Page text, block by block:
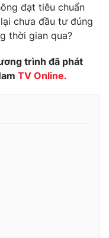
đạt tiêu chuẩn
chưa đầu tư đúng
thời gian qua?
trình đã phát
TV Online.